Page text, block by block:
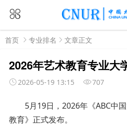
首页 专业排名 文章正文
2026年艺术教育专业大
2026-05-19 13:15 707
5月19日，2026年《ABC中
教育》正式发布。